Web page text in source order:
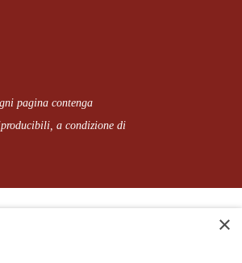
pagina contenga
a condizione di
×